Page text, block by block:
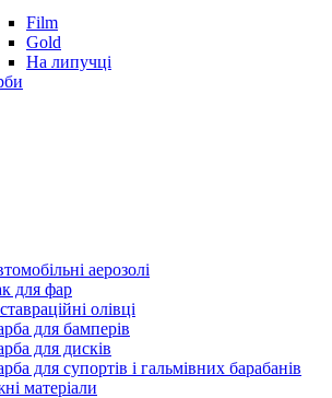
Film
Gold
На липучці
аерозолі
для фар
олівці
для бамперів
для дисків
для супортів і гальмівних барабанів
матеріали